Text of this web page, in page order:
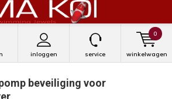
inloggen service winkelwagen
0
beveiliging voor